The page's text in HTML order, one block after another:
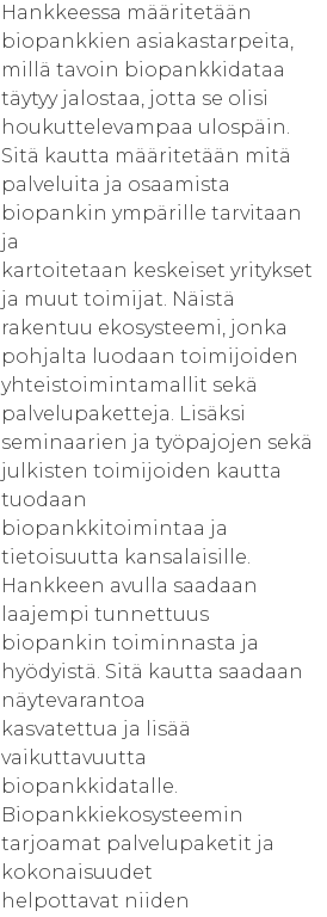
Hankkeessa määritetään
biopankkien asiakastarpeita,
millä tavoin biopankkidataa
täytyy jalostaa, jotta se olisi
houkuttelevampaa ulospäin.
Sitä kautta määritetään mitä
palveluita ja osaamista
biopankin ympärille tarvitaan
ja
kartoitetaan keskeiset yritykset
ja muut toimijat. Näistä
rakentuu ekosysteemi, jonka
pohjalta luodaan toimijoiden
yhteistoimintamallit sekä
palvelupaketteja. Lisäksi
seminaarien ja työpajojen sekä
julkisten toimijoiden kautta
tuodaan
biopankkitoimintaa ja
tietoisuutta kansalaisille.
Hankkeen avulla saadaan
laajempi tunnettuus
biopankin toiminnasta ja
hyödyistä. Sitä kautta saadaan
näytevarantoa
kasvatettua ja lisää
vaikuttavuutta
biopankkidatalle.
Biopankkiekosysteemin
tarjoamat palvelupaketit ja
kokonaisuudet
helpottavat niiden